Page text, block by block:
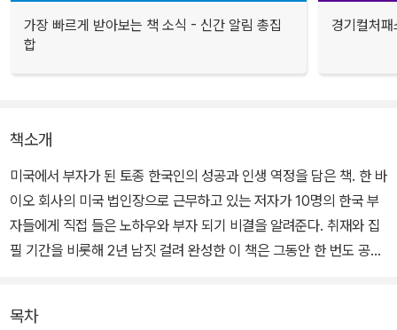
가장 빠르게 받아보는 책 소식 - 신간 알림 총집
합
경기컬처
책소개
미국에서 부자가 된 토종 한국인의 성공과 인생 역정을 담은 책. 한 바
이오 회사의 미국 법인장으로 근무하고 있는 저자가 10명의 한국 부
자들에게 직접 들은 노하우와 부자 되기 비결을 알려준다. 취재와 집
필 기간을 비롯해 2년 남짓 걸려 완성한 이 책은 그동안 한 번도 공개
목차